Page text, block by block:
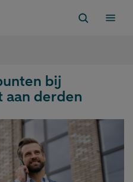
bij
derden